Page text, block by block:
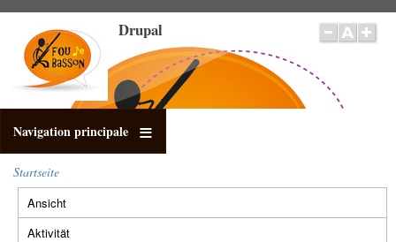
Inhalt
Drupal
Navigation principale
Pfadnavigation
Startseite
Primäre
Reiter
Ansicht
Reiter)
Aktivität